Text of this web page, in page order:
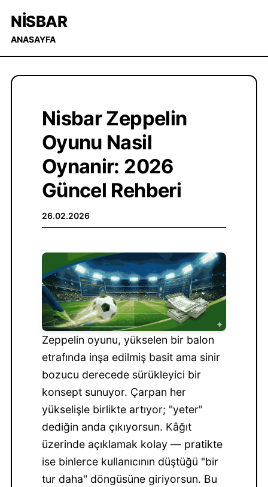
NISBAR
ANASAYFA
Nisbar Zeppelin
Oyunu Nasil
Oynanir: 2026
Güncel Rehberi
26.02.2026
Zeppelin oyunu, yükselen bir balon
etrafında inşa edilmiş basit ama sinir
bozucu derecede sürükleyici bir
konsept sunuyor. Çarpan her
yükselişle birlikte artıyor; "yeter"
dediğin anda çıkıyorsun. Kâğıt
üzerinde açıklamak kolay — pratikte
ise binlerce kullanıcının düştüğü "bir
tur daha" döngüsüne giriyorsun. Bu